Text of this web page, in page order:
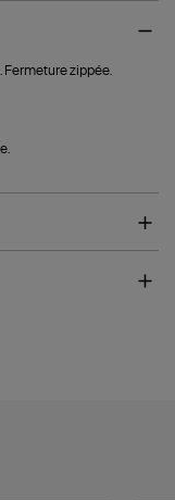
Fermeture zippée.